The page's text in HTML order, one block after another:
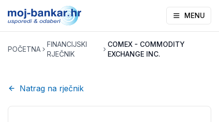
MENU
POČETNA
FINANCIJSKI
RJEČNIK
COMEX - COMMODITY
EXCHANGE INC.
Natrag na rječnik